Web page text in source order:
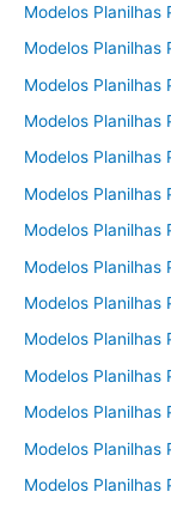
Modelos Planilhas
Modelos Planilhas
Modelos Planilhas
Modelos Planilhas
Modelos Planilhas
Modelos Planilhas
Modelos Planilhas
Modelos Planilhas
Modelos Planilhas
Modelos Planilhas
Modelos Planilhas
Modelos Planilhas
Modelos Planilhas
Modelos Planilhas